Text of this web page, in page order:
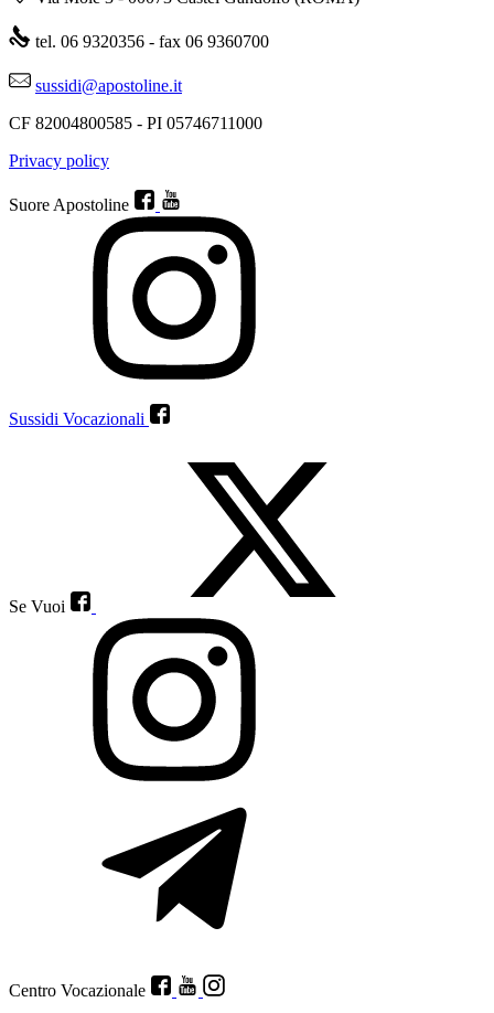
tel. 06 9320356 - fax 06 9360700
sussidi@apostoline.it
CF 82004800585 - PI 05746711000
Privacy policy
Suore Apostoline
Sussidi Vocazionali
Se Vuoi
Centro Vocazionale